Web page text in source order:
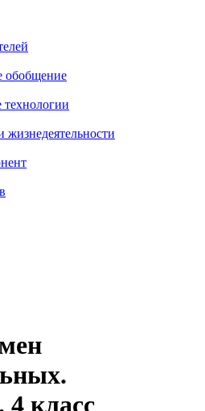
обобщение
жизнедеятельности
4 класс